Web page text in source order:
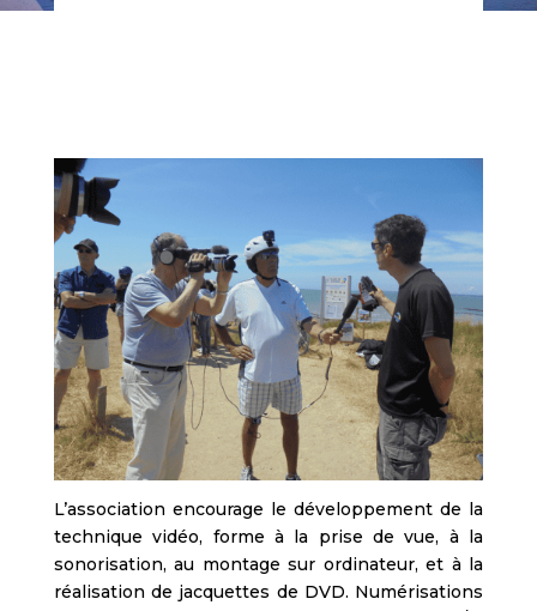
L’association encourage le développement de la
technique vidéo, forme à la prise de vue, à la
sonorisation, au montage sur ordinateur, et à la
réalisation de jacquettes de DVD. Numérisations